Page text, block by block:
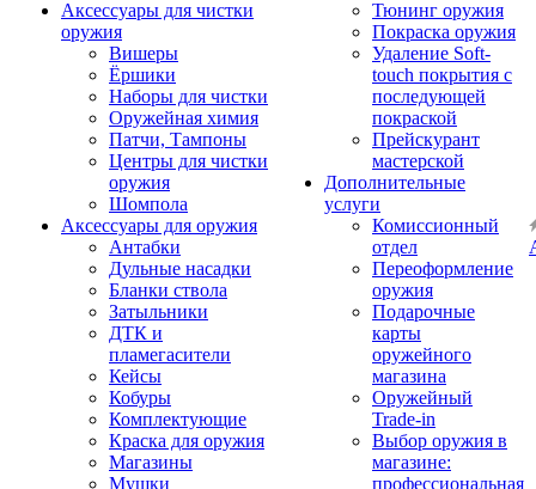
Аксессуары для чистки
оружия
Вишеры
Ёршики
Наборы для чистки
Оружейная химия
Патчи, Тампоны
Центры для чистки
оружия
Шомпола
Аксессуары для оружия
Антабки
Дульные насадки
Бланки ствола
Затыльники
ДТК и
пламегасители
Кейсы
Кобуры
Комплектующие
Краска для оружия
Магазины
Мушки
Тюнинг оружия
Покраска оружия
Удаление Soft-
touch покрытия с
последующей
покраской
Прейскурант
мастерской
Дополнительные
услуги
Комиссионный
отдел
Переоформление
оружия
Подарочные
карты
оружейного
магазина
Оружейный
Trade-in
Выбор оружия в
магазине:
профессиональная